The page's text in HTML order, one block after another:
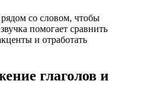
со словом, чтобы
помогает сравнить
и отработать
глаголов и